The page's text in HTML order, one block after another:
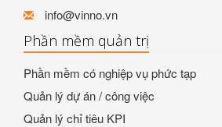
info@vinno.vn
Phần mềm quản trị
Phần mềm có nghiệp vụ phức tạp
Quản lý dự án / công việc
Quản lý chỉ tiêu KPI